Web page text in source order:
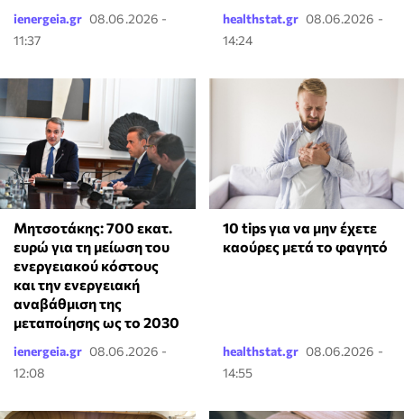
ienergeia.gr 08.06.2026 -
11:37
healthstat.gr 08.06.2026 -
14:24
Μητσοτάκης: 700 εκατ.
ευρώ για τη μείωση του
ενεργειακού κόστους
και την ενεργειακή
αναβάθμιση της
μεταποίησης ως το 2030
ienergeia.gr 08.06.2026 -
12:08
10 tips για να μην έχετε
καούρες μετά το φαγητό
healthstat.gr 08.06.2026 -
14:55